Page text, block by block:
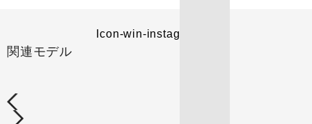
Icon-win-instagram
関連モデル